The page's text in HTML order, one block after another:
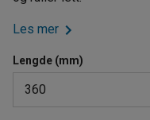
Les mer
Lengde (mm)
360